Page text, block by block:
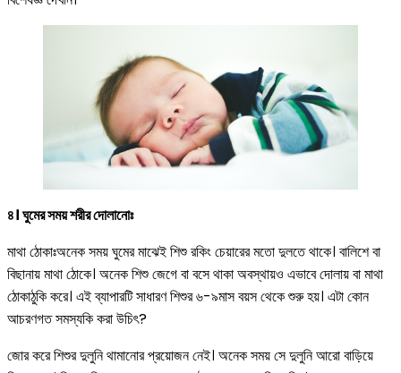
৪। ঘুমের সময় শরীর দোলানোঃ
মাথা ঠোকাঃঅনেক সময় ঘুমের মাঝেই শিশু রকিং চেয়ারের মতো দুলতে থাকে। বালিশে বা
বিছানায় মাথা ঠোকে। অনেক শিশু জেগে বা বসে থাকা অবস্থায়ও এভাবে দোলায় বা মাথা
ঠোকাঠুকি করে। এই ব্যাপারটি সাধারণ শিশুর ৬-৯মাস বয়স থেকে শুরু হয়। এটা কোন
আচরণগত সমস্যকি করা উচিৎ?
জোর করে শিশুর দুলুনি থামানোর প্রয়োজন নেই। অনেক সময় সে দুলুনি আরো বাড়িয়ে